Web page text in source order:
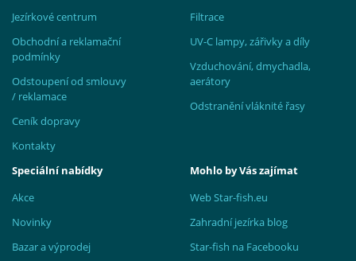
Jezírkové centrum
Obchodní a reklamační
podmínky
Odstoupení od smlouvy
/ reklamace
Ceník dopravy
Kontakty
Filtrace
UV-C lampy, zářivky a díly
Vzduchování, dmychadla,
aerátory
Odstranění vláknité řasy
Speciální nabídky
Akce
Novinky
Bazar a výprodej
Mohlo by Vás zajímat
Web Star-fish.eu
Zahradní jezírka blog
Star-fish na Facebooku